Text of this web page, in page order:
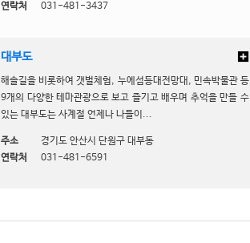
연락처
031-481-3437
대부도
해솔길을 비롯하여 갯벌체험, 누에섬등대전망대, 민속박물관 등
9개의 다양한 테마관광으로 보고 즐기고 배우며 추억을 만들 수
있는 대부도는 사계절 언제나 나들이...
주소
경기도 안산시 단원구 대부동
연락처
031-481-6591